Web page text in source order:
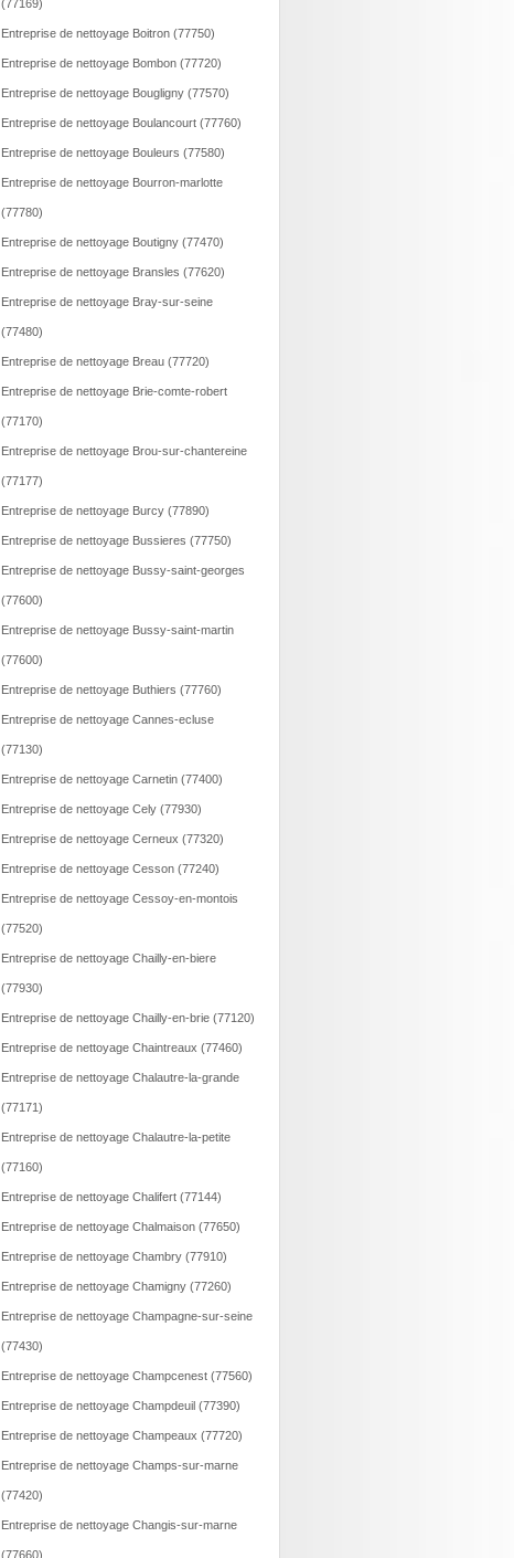
(77169)
Entreprise de nettoyage Boitron (77750)
Entreprise de nettoyage Bombon (77720)
Entreprise de nettoyage Bougligny (77570)
Entreprise de nettoyage Boulancourt (77760)
Entreprise de nettoyage Bouleurs (77580)
Entreprise de nettoyage Bourron-marlotte
(77780)
Entreprise de nettoyage Boutigny (77470)
Entreprise de nettoyage Bransles (77620)
Entreprise de nettoyage Bray-sur-seine
(77480)
Entreprise de nettoyage Breau (77720)
Entreprise de nettoyage Brie-comte-robert
(77170)
Entreprise de nettoyage Brou-sur-chantereine
(77177)
Entreprise de nettoyage Burcy (77890)
Entreprise de nettoyage Bussieres (77750)
Entreprise de nettoyage Bussy-saint-georges
(77600)
Entreprise de nettoyage Bussy-saint-martin
(77600)
Entreprise de nettoyage Buthiers (77760)
Entreprise de nettoyage Cannes-ecluse
(77130)
Entreprise de nettoyage Carnetin (77400)
Entreprise de nettoyage Cely (77930)
Entreprise de nettoyage Cerneux (77320)
Entreprise de nettoyage Cesson (77240)
Entreprise de nettoyage Cessoy-en-montois
(77520)
Entreprise de nettoyage Chailly-en-biere
(77930)
Entreprise de nettoyage Chailly-en-brie (77120)
Entreprise de nettoyage Chaintreaux (77460)
Entreprise de nettoyage Chalautre-la-grande
(77171)
Entreprise de nettoyage Chalautre-la-petite
(77160)
Entreprise de nettoyage Chalifert (77144)
Entreprise de nettoyage Chalmaison (77650)
Entreprise de nettoyage Chambry (77910)
Entreprise de nettoyage Chamigny (77260)
Entreprise de nettoyage Champagne-sur-seine
(77430)
Entreprise de nettoyage Champcenest (77560)
Entreprise de nettoyage Champdeuil (77390)
Entreprise de nettoyage Champeaux (77720)
Entreprise de nettoyage Champs-sur-marne
(77420)
Entreprise de nettoyage Changis-sur-marne
(77660)